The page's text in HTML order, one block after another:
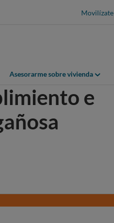
Movilízate
Asesorarme sobre vivienda
e